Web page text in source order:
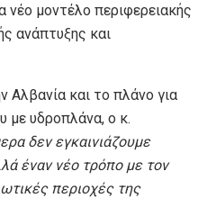
νέο μοντέλο περιφερειακής
ανάπτυξης και
Αλβανία και το πλάνο για
με υδροπλάνα, ο κ.
δεν εγκαινιάζουμε
έναν νέο τρόπο με τον
περιοχές της